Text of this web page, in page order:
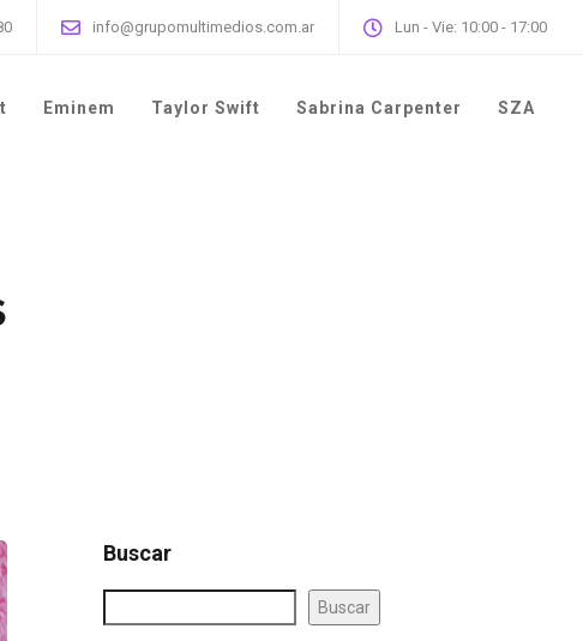
info@grupomultimedios.com.ar Lun - Vie: 10:00 - 17:00
Eminem Taylor Swift Sabrina Carpenter SZA
Buscar
Buscar